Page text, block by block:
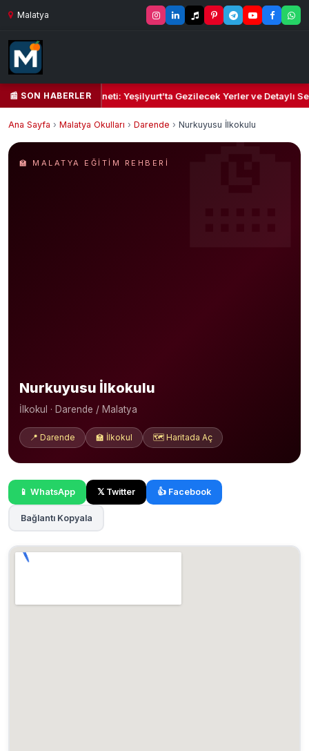
Malatya
📰 SON HABERLER
Kalbi ve Kültür Cenneti: Yeşilyurt’ta Gezilecek Yerler ve Detaylı
Ana Sayfa › Malatya Okulları › Darende › Nurkuyusu İlkokulu
🏫 MALATYA EĞITIM REHBERI
Nurkuyusu İlkokulu
İlkokul · Darende / Malatya
📍 Darende 🏫 İlkokul 🗺️ Haritada Aç
📱 WhatsApp 𝕏 Twitter 👍 Facebook
Bağlantı Kopyala